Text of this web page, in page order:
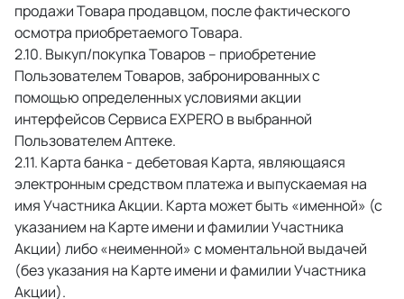
продажи Товара продавцом, после фактического
осмотра приобретаемого Товара.
Выкуп/покупка Товаров – приобретение
Пользователем Товаров, забронированных с
помощью определенных условиями акции
интерфейсов Сервиса EXPERO в выбранной
Пользователем Аптеке.
Карта банка - дебетовая Карта, являющаяся
электронным средством платежа и выпускаемая на
имя Участника Акции. Карта может быть «именной» (с
указанием на Карте имени и фамилии Участника
Акции) либо «неименной» с моментальной выдачей
(без указания на Карте имени и фамилии Участника
Акции).